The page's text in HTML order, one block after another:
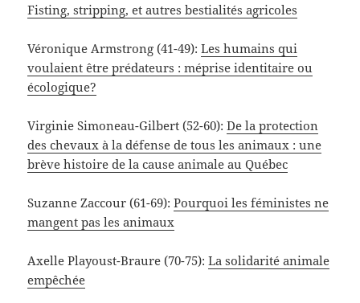
Fisting, stripping, et autres bestialités agricoles
Véronique Armstrong (41-49):Les humains qui
voulaient être prédateurs : méprise identitaire ou
écologique?
Virginie Simoneau-Gilbert (52-60):De la protection
des chevaux à la défense de tous les animaux : une
brève histoire de la cause animale au Québec
Suzanne Zaccour (61-69):Pourquoi les féministes ne
mangent pas les animaux
Axelle Playoust-Braure (70-75):La solidarité animale
empêchée